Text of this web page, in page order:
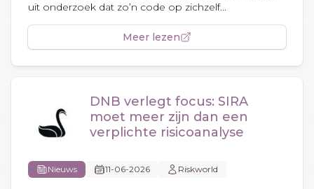
uit onderzoek dat zo’n code op zichzelf...
Meer lezen
DNB verlegt focus: SIRA
moet meer zijn dan een
verplichte risicoanalyse
Nieuws 11-06-2026 Riskworld